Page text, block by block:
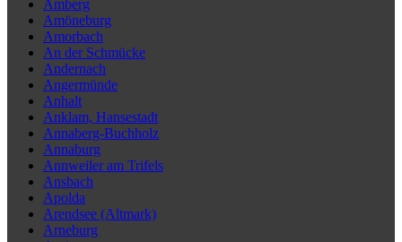
Amberg
Amöneburg
Amorbach
An der Schmücke
Andernach
Angermünde
Anhalt
Anklam, Hansestadt
Annaberg-Buchholz
Annaburg
Annweiler am Trifels
Ansbach
Apolda
Arendsee (Altmark)
Arneburg